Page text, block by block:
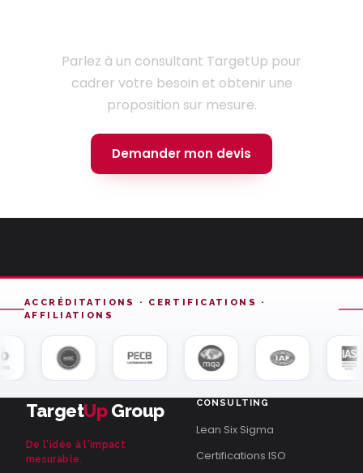
Parlez à un consultant TargetUp pour
cadrer votre besoin et obtenir une
proposition sur mesure.
Demander mon devis
ACCRÉDITATIONS · CERTIFICATIONS ·
AFFILIATIONS
TargetUpGroup
De l'idée à l'impact
mesurable.
CONSULTING
Lean Six Sigma
Certifications ISO